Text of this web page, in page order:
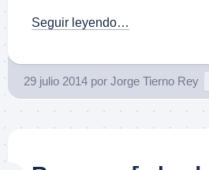
Seguir leyendo…
29 julio 2014 por Jorge Tierno Rey